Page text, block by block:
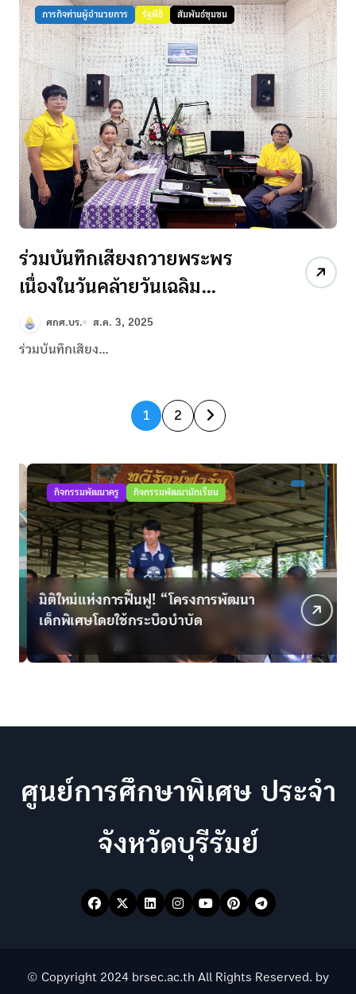
ภารกิจท่านผู้อำนวยการ รัฐพิธี สัมพันธ์ชุมชน
ร่วมบันทึกเสียงถวายพระพร
เนื่องในวันคล้ายวันเฉลิม
พระชนมพรรษา พระบาทสมเด็จ
พระเจ้าอยู่หัวและสมเด็จพระนาง
พระบรมราชชนนีพันปีหลวง
ศกศ.บร. ส.ค. 3, 2025
ร่วมบันทึกเสียง...
P
s
t
s
p
a
t
i
o
1 2
กิจกรรมพัฒนาครู กิจกรรมพัฒนานักเรียน
มิติใหม่แห่งการฟื้นฟู! “โครงการพัฒนา
เด็กพิเศษโดยใช้กระบือบำบัด
ศูนย์การศึกษาพิเศษ ประจำ
จังหวัดบุรีรัมย์
© Copyright 2024 brsec.ac.th All Rights Reserved. by